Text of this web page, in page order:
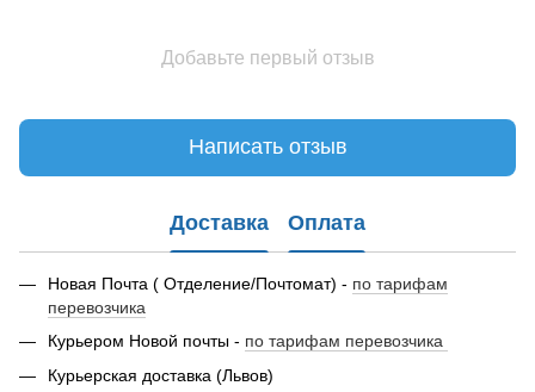
Добавьте первый отзыв
Написать отзыв
Доставка Оплата
Новая Почта ( Отделение/Почтомат) - по тарифам
перевозчика
Курьером Новой почты - по тарифам перевозчика
Курьерская доставка (Львов)